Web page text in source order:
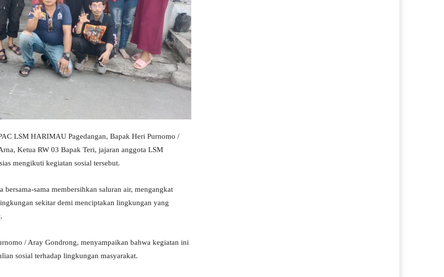
LSM HARIMAU Pagedangan, Bapak Heri Purnomo /
Ketua RW 03 Bapak Teri, jajaran anggota LSM
mengikuti kegiatan sosial tersebut.
sama membersihkan saluran air, mengangkat
sekitar demi menciptakan lingkungan yang
/ Aray Gondrong, menyampaikan bahwa kegiatan ini
sosial terhadap lingkungan masyarakat.